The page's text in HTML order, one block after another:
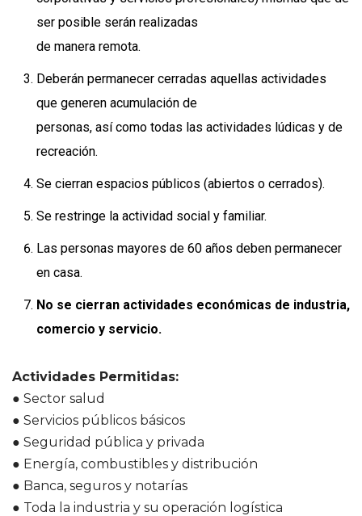
ser posible serán realizadas
de manera remota.
Deberán permanecer cerradas aquellas actividades
que generen acumulación de
personas, así como todas las actividades lúdicas y de
recreación.
Se cierran espacios públicos (abiertos o cerrados).
Se restringe la actividad social y familiar.
Las personas mayores de 60 años deben permanecer
en casa.
No se cierran actividades económicas de industria,
comercio y servicio.
Actividades Permitidas:
● Sector salud
● Servicios públicos básicos
● Seguridad pública y privada
● Energía, combustibles y distribución
● Banca, seguros y notarías
● Toda la industria y su operación logística